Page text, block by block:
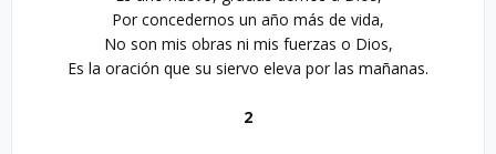
Por concedernos un año más de vida,
No son mis obras ni mis fuerzas o Dios,
Es la oración que su siervo eleva por las mañanas.
2